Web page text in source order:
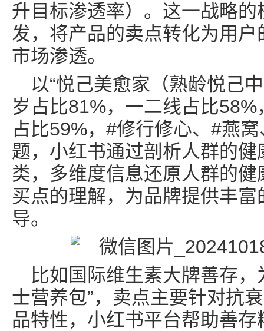
升目标渗透率）。这一战略
发，将产品的卖点转化为用
市场渗透。
以“悦己美愈家（熟龄悦己
岁占比81%，一二线占比
占比59%，#修行修心、#燕
题，小红书通过剖析人群的
类，多维度信息还原人群的
买点的理解，为品牌提供丰
导。
比如国际维生素大牌善存
士营养包”，卖点主要针对抗
品特性，小红书平台帮助善